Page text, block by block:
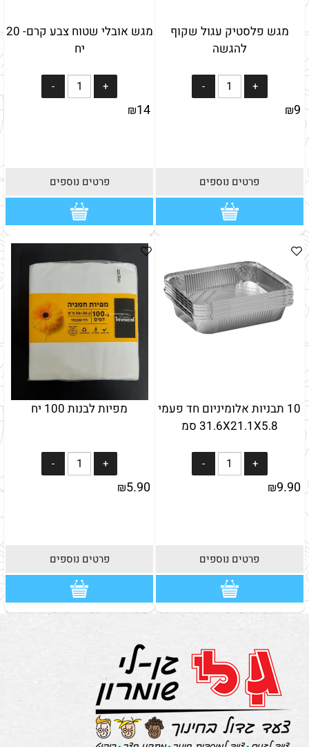
מגש פלסטיק עגול שקוף
להגשה
₪9
פרטים נוספים
מגש אובלי שטוח צבע קרם- 20
יח
₪14
פרטים נוספים
10 תבניות אלומיניום חד פעמי
31.6X21.1X5.8 סמ
₪9.90
פרטים נוספים
מפיות לבנות 100 יח
₪5.90
פרטים נוספים